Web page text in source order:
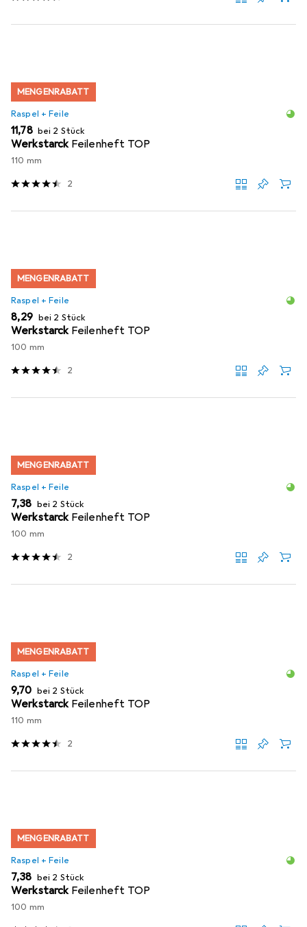
MENGENRABATT
Raspel + Feile
EUR
11,78 bei 2 Stück
Werkstarck Feilenheft TOP
110 mm
2
MENGENRABATT
Raspel + Feile
EUR
8,29 bei 2 Stück
Werkstarck Feilenheft TOP
100 mm
2
MENGENRABATT
Raspel + Feile
EUR
7,38 bei 2 Stück
Werkstarck Feilenheft TOP
100 mm
2
MENGENRABATT
Raspel + Feile
EUR
9,70 bei 2 Stück
Werkstarck Feilenheft TOP
110 mm
2
MENGENRABATT
Raspel + Feile
EUR
7,38 bei 2 Stück
Werkstarck Feilenheft TOP
100 mm